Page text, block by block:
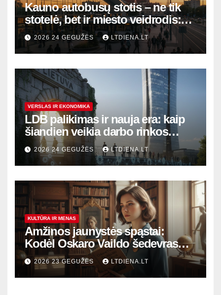
Kauno autobusų stotis – ne tik
stotelė, bet ir miesto veidrodis:
modernūs vartai į laikinąją
sostinę
2026 24 GEGUŽĖS LTDIENA.LT
VERSLAS IR EKONOMIKA
LDB palikimas ir nauja era: kaip
šiandien veikia darbo rinkos
variklis Lietuvoje?
2026 24 GEGUŽĖS LTDIENA.LT
KULTŪRA IR MENAS
Amžinos jaunystės spąstai:
Kodėl Oskaro Vaildo šedevras
šiandien aktualesnis nei bet
kada?
2026 23 GEGUŽĖS LTDIENA.LT